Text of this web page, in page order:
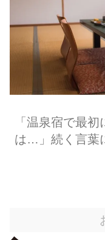
「温泉宿で最
は…」続く言葉